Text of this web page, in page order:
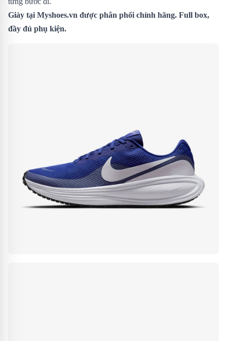
Giày tại Myshoes.vn được phân phối chính hãng. Full box,
đầy đủ phụ kiện.